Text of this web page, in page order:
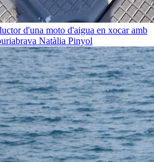
d'una moto d'aigua en xocar amb
Natàlia Pinyol